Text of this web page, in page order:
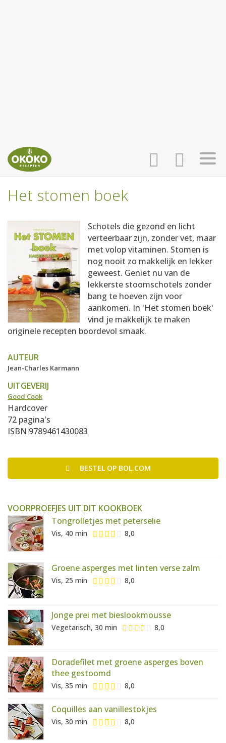
AANMELDEN
HOME
RECEPTEN
WEEKMENU'S
KOOKBOEKEN
Het stomen boek
Schotels die gezond en licht
verteerbaar zijn, zonder vet, maar
met volop vitaminen. Stomen is
nog nooit zo makkelijk en lekker
geweest. Geniet nu van de
lekkerste stoomschotels zonder
bang te hoeven zijn voor
aankomen. In 'Het stomen boek'
vind je makkelijk te maken
originele recepten boordevol smaak.
AUTEUR
Jean-Charles Karmann
UITGEVERIJ
Good Cook
Hardcover
72 pagina's
ISBN 9789461430083
BESTEL OP BOL.COM
VOORPROEFJES UIT DIT KOOKBOEK
Tongrolletjes met peterselie
Vis, 40 min 8,0
Groene asperges met linten verse zalm
Vis, 25 min 8,0
Jonge prei met bieslookmousse
Vegetarisch, 30 min 8,0
Doradefilet met groene asperges boven
thee gestoomd
Vis, 35 min 8,0
Coquilles aan vanillestokjes
Vis, 30 min 8,0